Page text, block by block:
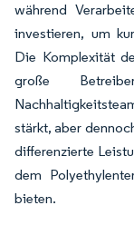
während
investieren, um
Die Komplexität
große
stärkt, aber
differenzierte
dem
bieten.